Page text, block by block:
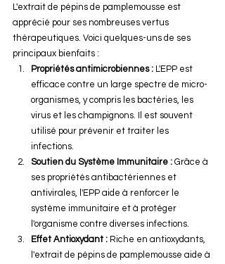
L'extrait de pépins de pamplemousse est
apprécié pour ses nombreuses vertus
thérapeutiques. Voici quelques-uns de ses
principaux bienfaits :
Propriétés antimicrobiennes : L'EPP est
efficace contre un large spectre de micro-
organismes, y compris les bactéries, les
virus et les champignons. Il est souvent
utilisé pour prévenir et traiter les
infections.
Soutien du Système Immunitaire : Grâce à
ses propriétés antibactériennes et
antivirales, l'EPP aide à renforcer le
système immunitaire et à protéger
l'organisme contre diverses infections.
Effet Antioxydant : Riche en antioxydants,
l'extrait de pépins de pamplemousse aide à